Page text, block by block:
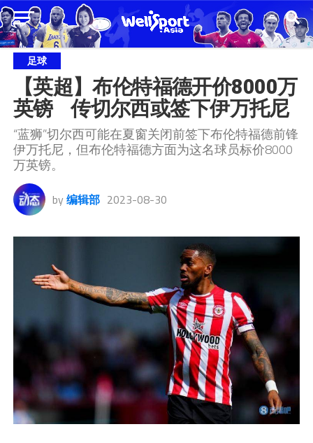
足球
【英超】布伦特福德开价8000万
英镑    传切尔西或签下伊万托尼
“蓝狮”切尔西可能在夏窗关闭前签下布伦特福德前锋
伊万托尼，但布伦特福德方面为这名球员标价8000
万英镑。
by 编辑部 2023-08-30